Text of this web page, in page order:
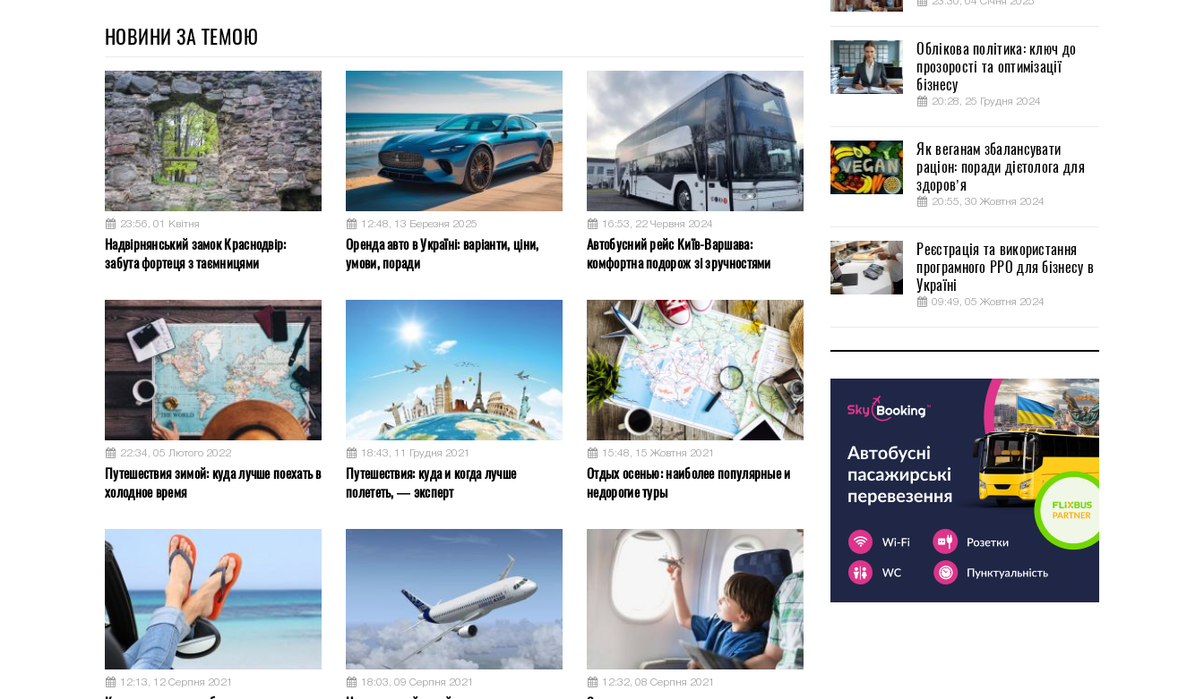
НОВИНИ ЗА ТЕМОЮ
23:56, 01 Квітня
Надвірнянський замок Краснодвір:
забута фортеця з таємницями
12:48, 13 Березня 2025
Оренда авто в Україні: варіанти, ціни,
умови, поради
16:53, 22 Червня 2024
Автобусний рейс Київ-Варшава:
комфортна подорож зі зручностями
22:34, 05 Лютого 2022
Путешествия зимой: куда лучше поехать в
холодное время
18:43, 11 Грудня 2021
Путешествия: куда и когда лучше
полететь, — эксперт
15:48, 15 Жовтня 2021
Отдых осенью: наиболее популярные и
недорогие туры
12:13, 12 Серпня 2021 18:03, 09 Серпня 2021 12:32, 08 Серпня 2021
Облікова політика: ключ до
прозорості та оптимізації
бізнесу
20:28, 25 Грудня 2024
Як веганам збалансувати
раціон: поради дієтолога для
здоров’я
20:55, 30 Жовтня 2024
Реєстрація та використання
програмного РРО для бізнесу в
Україні
09:49, 05 Жовтня 2024